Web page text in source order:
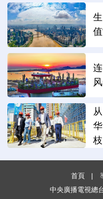
枝
首頁 |
中央廣播電視總